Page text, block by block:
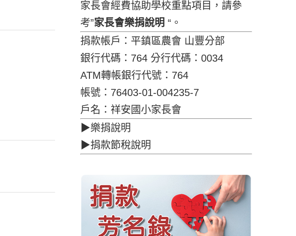
家長會經費協助學校重點項目，請參
考”家長會樂捐說明 “。
捐款帳戶：平鎮區農會 山豐分部
銀行代碼：764 分行代碼：0034
ATM轉帳銀行代號：764
帳號：76403-01-004235-7
戶名：祥安國小家長會
▶樂捐說明
▶捐款節稅說明